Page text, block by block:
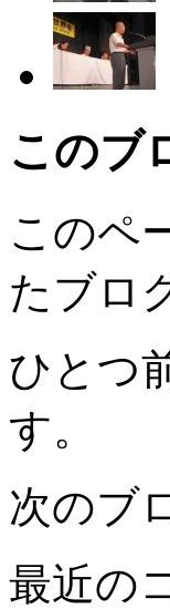
このブ
このペ
たブロ
ひとつ
す。
次のブ
最近の